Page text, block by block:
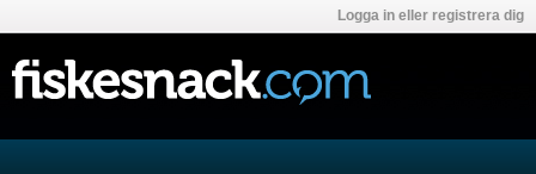
Logga in eller registrera dig